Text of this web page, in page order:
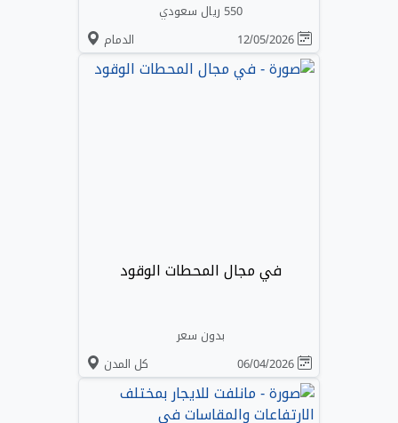
550 ريال سعودي
الدمام
في مجال المحطات الوقود
بدون سعر
كل المدن